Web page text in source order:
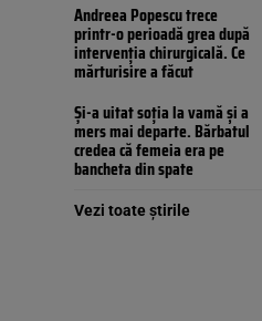
Andreea Popescu trece
printr-o perioadă grea după
intervenția chirurgicală. Ce
mărturisire a făcut
Și-a uitat soția la vamă și a
mers mai departe. Bărbatul
credea că femeia era pe
bancheta din spate
Vezi toate știrile